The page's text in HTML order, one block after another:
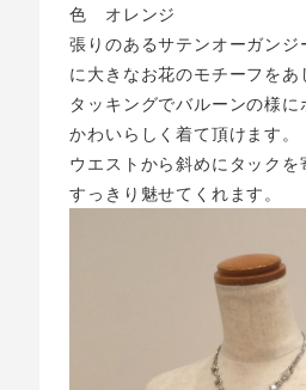
色 オレンジ
張りのあるサテンオーガン
に大きなお花のモチーフをあ
タッキングでバルーンの様に
かわいらしく着て頂けます。
ウエストから斜めにタック
すっきり魅せてくれます。